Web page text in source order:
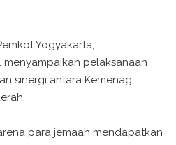
Yogyakarta,
menyampaikan pelaksanaan
sinergi antara Kemenag
para jemaah mendapatkan